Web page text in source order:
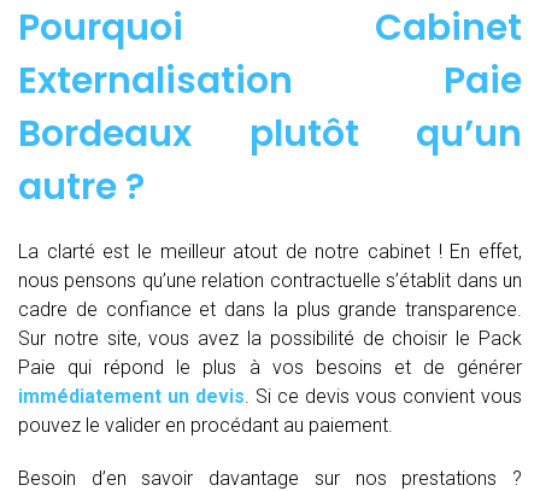
Pourquoi Cabinet
Externalisation Paie
Bordeaux plutôt qu’un
autre ?
La clarté est le meilleur atout de notre cabinet ! En effet,
nous pensons qu’une relation contractuelle s’établit dans un
cadre de confiance et dans la plus grande transparence.
Sur notre site, vous avez la possibilité de choisir le Pack
Paie qui répond le plus à vos besoins et de générer
immédiatement un devis . Si ce devis vous convient vous
pouvez le valider en procédant au paiement.
Besoin d’en savoir davantage sur nos prestations ?